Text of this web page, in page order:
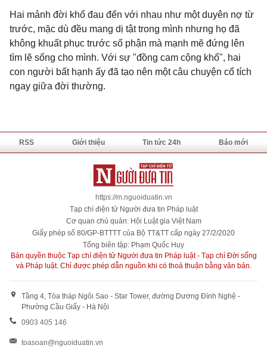
Hai mảnh đời khổ đau đến với nhau như một duyên nợ từ
trước, mặc dù đều mang dị tật trong mình nhưng họ đã
không khuất phục trước số phận mà mạnh mẽ đứng lên
tìm lẽ sống cho mình. Với sự "đồng cam cộng khổ", hai
con người bất hạnh ấy đã tạo nên một câu chuyện cổ tích
ngay giữa đời thường.
RSS Giới thiệu Tin tức 24h Báo mới
https://m.nguoiduatin.vn
Tạp chí điện tử Người đưa tin Pháp luật
Cơ quan chủ quản: Hội Luật gia Việt Nam
Giấy phép số 80/GP-BTTTT của Bộ TT&TT cấp ngày 27/2/2020
Tổng biên tập: Phạm Quốc Huy
Bản quyền thuộc Tạp chí điện tử Người đưa tin Pháp luật - Tạp chí Đời sống
và Pháp luật. Chỉ được phép dẫn nguồn khi có thoả thuận bằng văn bản.
Tầng 4, Tòa tháp Ngôi Sao - Star Tower, đường Dương Đình Nghệ -
Phường Cầu Giấy - Hà Nội
0903 405 146
toasoan@nguoiduatin.vn